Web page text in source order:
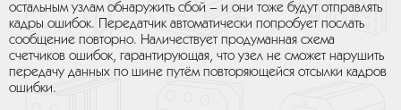
остальным узлам обнаружить сбой – и они тоже будут отправлять
кадры ошибок. Передатчик автоматически попробует послать
сообщение повторно. Наличествует продуманная схема
счетчиков ошибок, гарантирующая, что узел не сможет нарушить
передачу данных по шине путём повторяющейся отсылки кадров
ошибки.